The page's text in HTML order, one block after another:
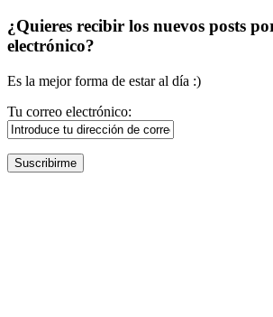
¿Quieres recibir los nuevos posts
electrónico?
Es la mejor forma de estar al día :)
Tu correo electrónico: